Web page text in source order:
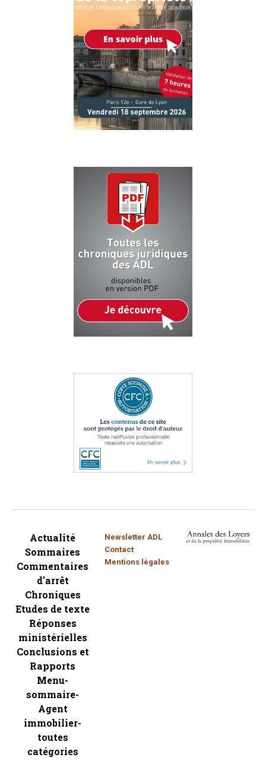
Actualité
Sommaires
Commentaires
d'arrêt
Chroniques
Etudes de texte
Réponses
ministérielles
Conclusions et
Rapports
Menu-
sommaire-
Agent
immobilier-
toutes
catégories
Newsletter ADL
Contact
Mentions légales